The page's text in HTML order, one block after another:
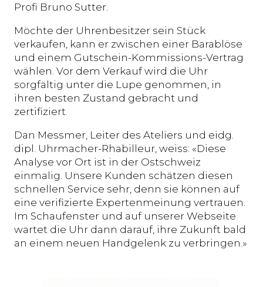
Profi Bruno Sutter.
Möchte der Uhrenbesitzer sein Stück
verkaufen, kann er zwischen einer Barablöse
und einem Gutschein-Kommissions-Vertrag
wählen. Vor dem Verkauf wird die Uhr
sorgfältig unter die Lupe genommen, in
ihren besten Zustand gebracht und
zertifiziert.
Dan Messmer, Leiter des Ateliers und eidg.
dipl. Uhrmacher-Rhabilleur, weiss: «Diese
Analyse vor Ort ist in der Ostschweiz
einmalig. Unsere Kunden schätzen diesen
schnellen Service sehr, denn sie können auf
eine verifizierte Expertenmeinung vertrauen.
Im Schaufenster und auf unserer Webseite
wartet die Uhr dann darauf, ihre Zukunft bald
an einem neuen Handgelenk zu verbringen.»